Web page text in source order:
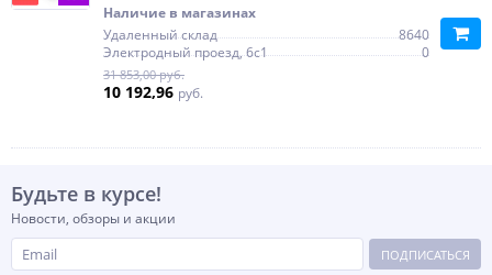
Наличие в магазинах
Удаленный склад
8640
Электродный проезд, 6с1
0
31 853,00 руб.
10 192,96 руб.
Будьте в курсе!
Новости, обзоры и акции
ПОДПИСАТЬСЯ